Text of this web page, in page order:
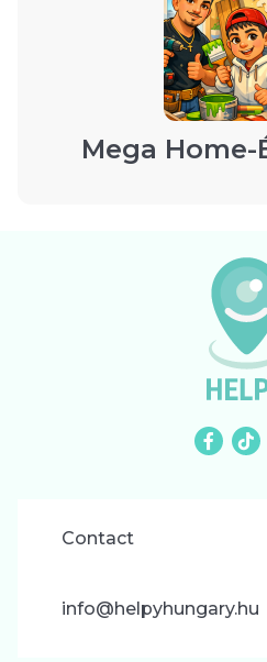
Mega
Contact
info@helpyhungary.hu